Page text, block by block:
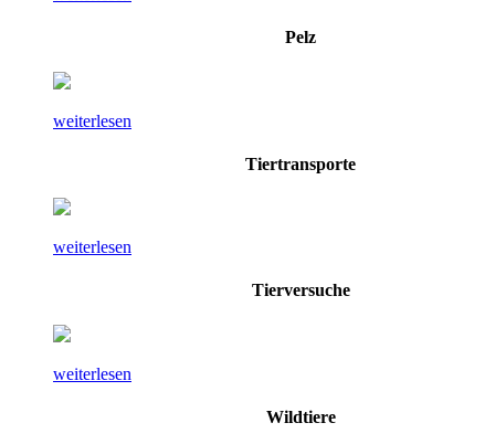
Pelz
weiterlesen
Tiertransporte
weiterlesen
Tierversuche
weiterlesen
Wildtiere